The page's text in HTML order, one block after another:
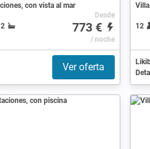
con vista al mar
2
Desde
773 €
/ noche
Ver oferta
12